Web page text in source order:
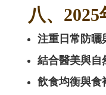
八、
注重日常防曬
結合醫美與自
飲食均衡與食